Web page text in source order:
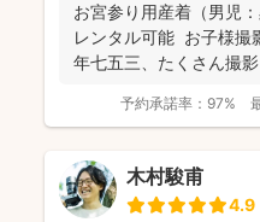
お宮参り用産着（男児
レンタル可能 お子様撮
年七五三、たくさん撮
予約承諾率： 97%
木村駿甫
4.9